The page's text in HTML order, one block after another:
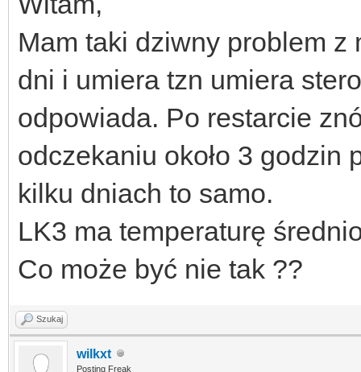
Mam taki dziwny problem z
dni i umiera tzn umiera
odpowiada. Po restarcie
odczekaniu około 3 godzin
kilku dniach to samo.
LK3 ma temperaturę
Co może być nie tak ??
Szukaj
wilkxt
Posting Freak